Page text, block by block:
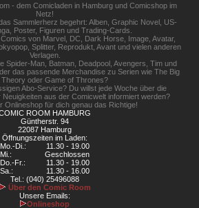
- dem Comicladen in Hamburg und Comicshop im
Netz!
Sammlerherz begehrt: Alben, Graphic Novel, US-
Poster, Figuren und Trading-Cards.
von Marvel, DC, Dark Horse, Image, Avatar,
Splitter, Reprodukt, Avant und vielen anderen
Verlagen.
Spider-Man, Batman, Deadpool, Avengers, Tim und
das passende Merchandise zu Serien wie The Big
Theory oder Game of Thrones?
Abo-Service? Du willst jede Woche über die
aus der Comicwelt informiert werden?
Onlineshop für dich genau das Richtige!
ROOM HAMBURG
Güntherstr. 94
22087 Hamburg
Öffnungszeiten im Laden:
Mo.-Di.:
11.30 - 19.00
Mi.:
Geschlossen
Do.-Fr.:
11.30 - 19.00
Sa.:
11.30 - 16.00
Tel.: (040) 25496088
Über den Comic Room
Unsere Emails:
Onlineshop